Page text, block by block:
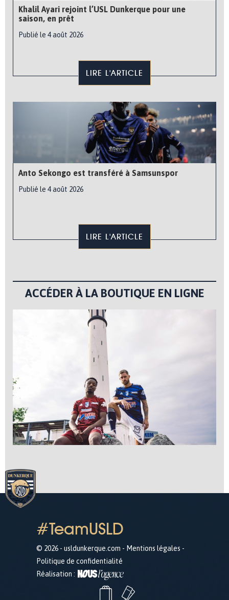
Khalil Ayari rejoint l’USL Dunkerque pour une
saison, en prêt
Publié le 4 août 2026
LIRE L'ARTICLE
Anto Sekongo est transféré à Samsunspor
Publié le 4 août 2026
LIRE L'ARTICLE
ACCÉDER À LA BOUTIQUE EN LIGNE
#TeamUSLD
© 2026 - usldunkerque.com - Mentions légales -
Politique de confidentialité
Réalisation :